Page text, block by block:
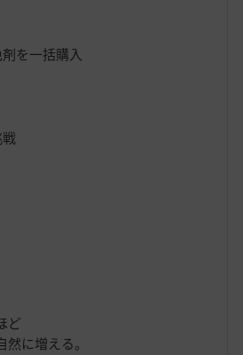
を一括購入
ど
然に増える。